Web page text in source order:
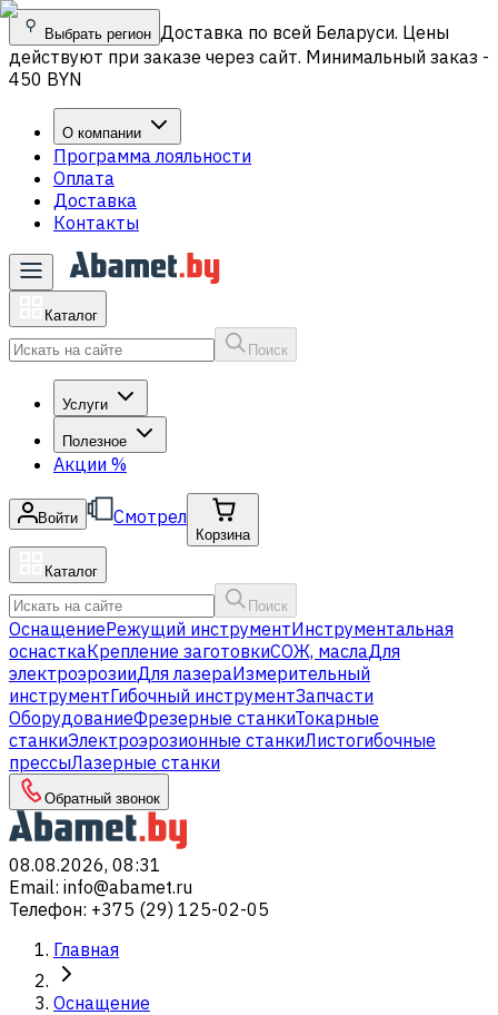
Выбрать регион Доставка по всей Беларуси. Цены
действуют при заказе через сайт. Минимальный заказ -
450 BYN
О компании
Программа лояльности
Оплата
Доставка
Контакты
Каталог
Поиск
Услуги
Полезное
Акции %
Войти Смотрел
Корзина
Каталог
Поиск
ОснащениеРежущий инструментИнструментальная
оснасткаКрепление заготовкиСОЖ, маслаДля
электроэрозииДля лазераИзмерительный
инструментГибочный инструментЗапчасти
ОборудованиеФрезерные станкиТокарные
станкиЭлектроэрозионные станкиЛистогибочные
прессыЛазерные станки
Обратный звонок
08.08.2026, 08:31
Email: info@abamet.ru
Телефон: +375 (29) 125-02-05
Главная
Оснащение